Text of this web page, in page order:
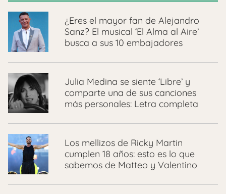
¿Eres el mayor fan de Alejandro
Sanz? El musical ‘El Alma al Aire’
busca a sus 10 embajadores
Julia Medina se siente ‘Libre’ y
comparte una de sus canciones
más personales: Letra completa
Los mellizos de Ricky Martin
cumplen 18 años: esto es lo que
sabemos de Matteo y Valentino